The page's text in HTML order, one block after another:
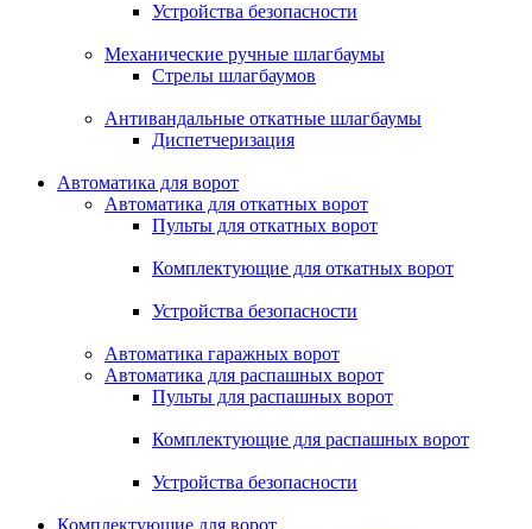
Устройства безопасности
Механические ручные шлагбаумы
Стрелы шлагбаумов
Антивандальные откатные шлагбаумы
Диспетчеризация
Автоматика для ворот
Автоматика для откатных ворот
Пульты для откатных ворот
Комплектующие для откатных ворот
Устройства безопасности
Автоматика гаражных ворот
Автоматика для распашных ворот
Пульты для распашных ворот
Комплектующие для распашных ворот
Устройства безопасности
Комплектующие для ворот